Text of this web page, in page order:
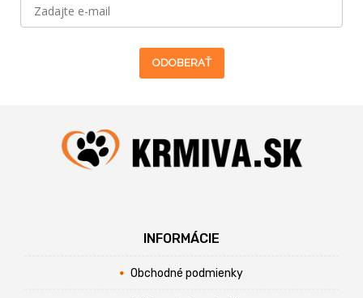
ODOBERAŤ
INFORMÁCIE
Obchodné podmienky